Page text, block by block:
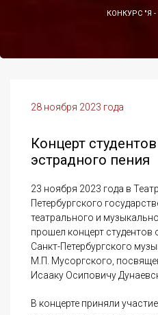
КОНКУРС "Я -
28 ноября 2023 года
Концерт
эстрадного пения
23 ноября 2023 года в
Петербургского
театрального и
прошел концерт студентов
Санкт-Петербургского
М.П. Мусоргского,
Исааку Осиповичу
В концерте приняли